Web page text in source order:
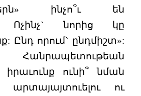
ինչո՞ւ են
Ոչինչ` նորից կը
Ընդ որում` ընդմիշտ»:
Հանրապետութեան
ունի՞ նման
արտայայտուելու ու